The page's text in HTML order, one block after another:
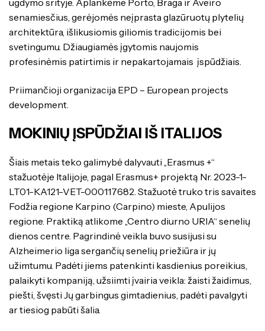
ugdymo srityje. Aplankėme Porto, Braga ir Aveiro
senamiesčius, gerėjomės neįprasta glazūruotų plytelių
architektūra, išlikusiomis giliomis tradicijomis bei
svetingumu. Džiaugiamės įgytomis naujomis
profesinėmis patirtimis ir nepakartojamais įspūdžiais.
Priimančioji organizacija EPD – European projects
development.
MOKINIŲ ĮSPŪDŽIAI IŠ ITALIJOS
Šiais metais teko galimybė dalyvauti ,,Erasmus +“
stažuotėje Italijoje, pagal Erasmus+ projektą Nr. 2023-1-
LT01-KA121-VET-000117682. Stažuotė truko tris savaites
Fodžia regione Karpino (Carpino) mieste, Apulijos
regione. Praktiką atlikome ,,Centro diurno URIA‘‘ senelių
dienos centre. Pagrindinė veikla buvo susijusi su
Alzheimerio liga sergančių senelių priežiūra ir jų
užimtumu. Padėti jiems patenkinti kasdienius poreikius,
palaikyti kompaniją, užsiimti įvairia veikla: žaisti žaidimus,
piešti, švęsti Jų garbingus gimtadienius, padėti pavalgyti
ar tiesiog pabūti šalia.